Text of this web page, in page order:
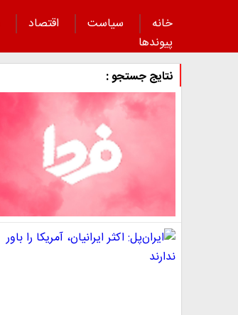
خانه سیاست اقتصاد
پیوند‌ها
نتایج جستجو :